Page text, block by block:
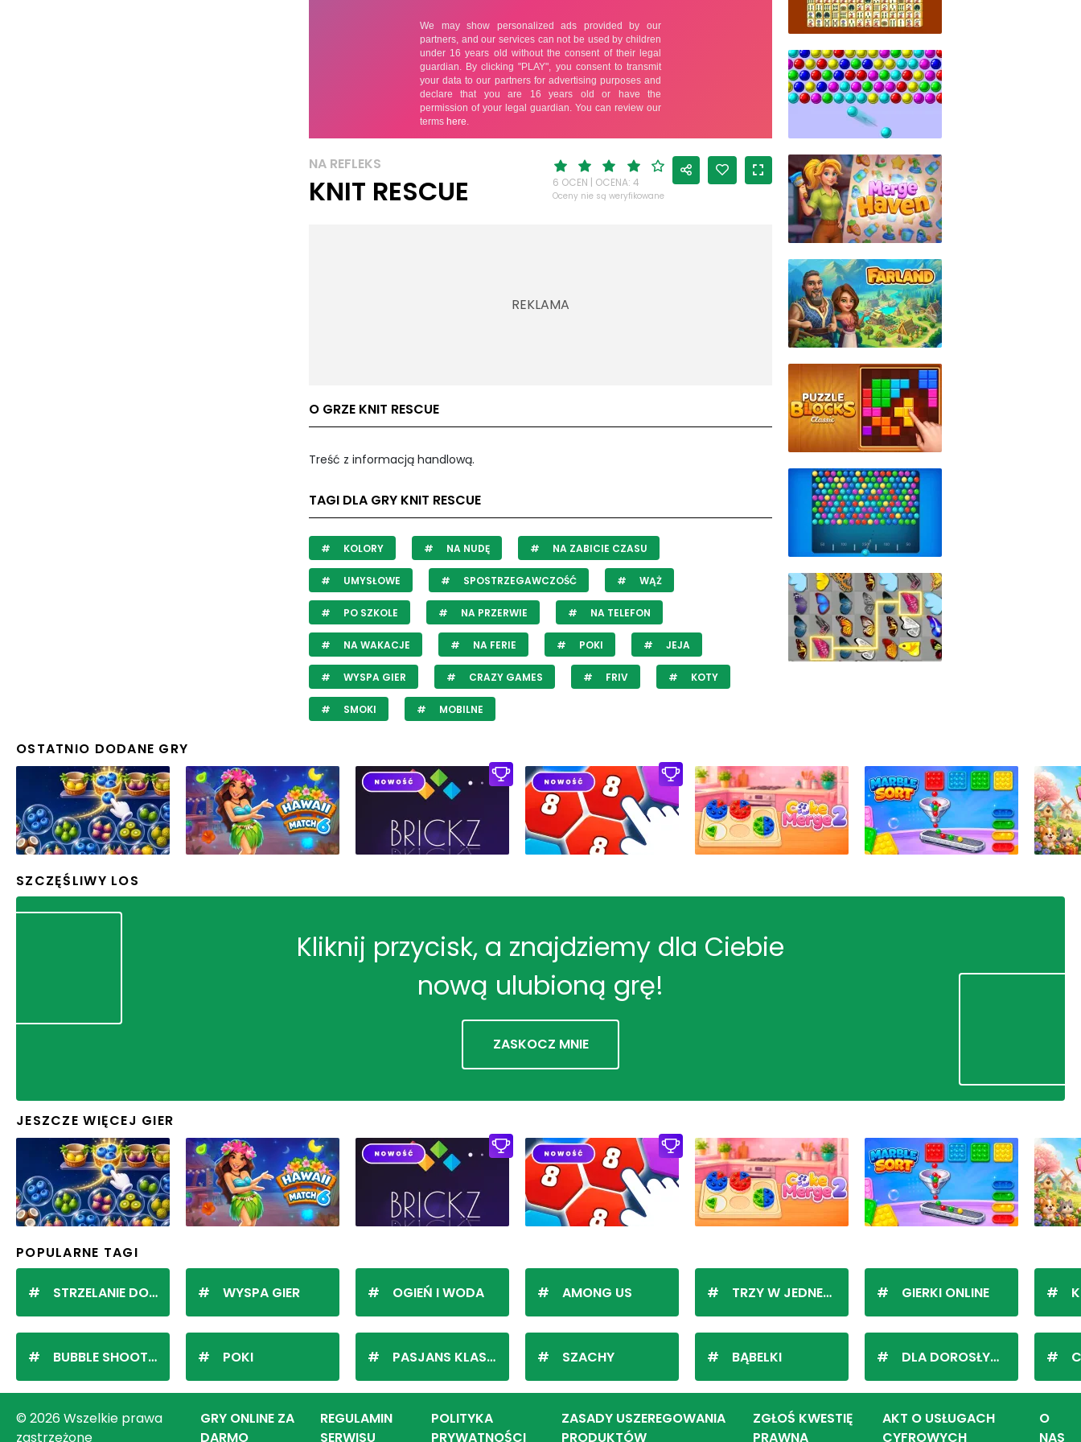
NA REFLEKS
KNIT RESCUE 6 OCEN | OCENA: 4
Oceny nie są weryfikowane
O GRZE KNIT RESCUE
Treść z informacją handlową.
TAGI DLA GRY KNIT RESCUE
KOLORY NA NUDĘ NA ZABICIE CZASU
UMYSŁOWE SPOSTRZEGAWCZOŚĆ WĄŻ
PO SZKOLE NA PRZERWIE NA TELEFON
NA WAKACJE NA FERIE POKI JEJA
WYSPA GIER CRAZY GAMES FRIV KOTY
SMOKI MOBILNE
OSTATNIO DODANE GRY
SZCZĘŚLIWY LOS
Kliknij przycisk, a znajdziemy dla Ciebie
nową ulubioną grę!
ZASKOCZ MNIE
JESZCZE WIĘCEJ GIER
POPULARNE TAGI
STRZELANIE DO KULEK
BUBBLE SHOOTER
WYSPA GIER
POKI
OGIEŃ I WODA
PASJANS KLASYCZNY
AMONG US
SZACHY
TRZY W JEDNEJ LINII
BĄBELKI
GIERKI ONLINE
DLA DOROSŁYCH
© 2026 Wszelkie prawa
zastrzeżone
GRY ONLINE ZA
DARMO
REGULAMIN
SERWISU
POLITYKA
PRYWATNOŚCI
ZASADY USZEREGOWANIA
PRODUKTÓW
ZGŁOŚ KWESTIĘ
PRAWNĄ
AKT O USŁUGACH
CYFROWYCH
O
NAS